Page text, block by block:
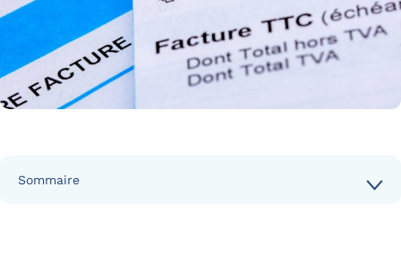
Sommaire